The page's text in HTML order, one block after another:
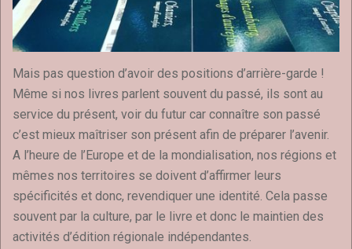
Mais pas question d’avoir des positions d’arrière-garde !
Même si nos livres parlent souvent du passé, ils sont au
service du présent, voir du futur car connaître son passé
c’est mieux maîtriser son présent afin de préparer l’avenir.
A l’heure de l’Europe et de la mondialisation, nos régions et
mêmes nos territoires se doivent d’affirmer leurs
spécificités et donc, revendiquer une identité. Cela passe
souvent par la culture, par le livre et donc le maintien des
activités d’édition régionale indépendantes.